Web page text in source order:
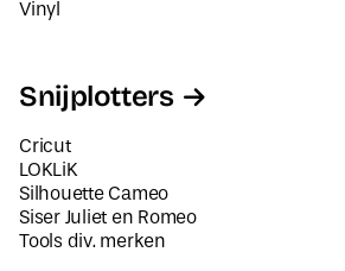
Vinyl
Snijplotters
Cricut
LOKLiK
Silhouette Cameo
Siser Juliet en Romeo
Tools div. merken